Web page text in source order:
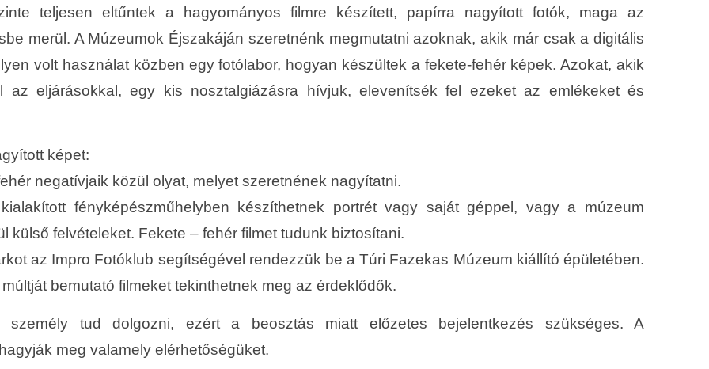
teljesen eltűntek a hagyományos filmre készített, papírra nagyított fotók, maga az
merül. A Múzeumok Éjszakáján szeretnénk megmutatni azoknak, akik már csak a digitális
volt használat közben egy fotólabor, hogyan készültek a fekete-fehér képek. Azokat, akik
az eljárásokkal, egy kis nosztalgiázásra hívjuk, elevenítsék fel ezeket az emlékeket és
képet:
negatívjaik közül olyat, melyet szeretnének nagyítatni.
fényképészműhelyben készíthetnek portrét vagy saját géppel, vagy a múzeum
külső felvételeket. Fekete – fehér filmet tudunk biztosítani.
az Impro Fotóklub segítségével rendezzük be a Túri Fazekas Múzeum kiállító épületében.
bemutató filmeket tekinthetnek meg az érdeklődők.
személy tud dolgozni, ezért a beosztás miatt előzetes bejelentkezés szükséges. A
meg valamely elérhetőségüket.